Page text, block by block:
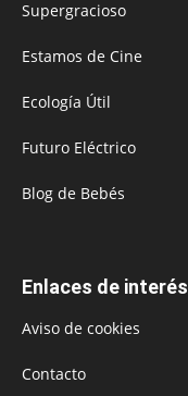
Supergracioso
Estamos de Cine
Ecología Útil
Futuro Eléctrico
Blog de Bebés
Enlaces de interés
Aviso de cookies
Contacto